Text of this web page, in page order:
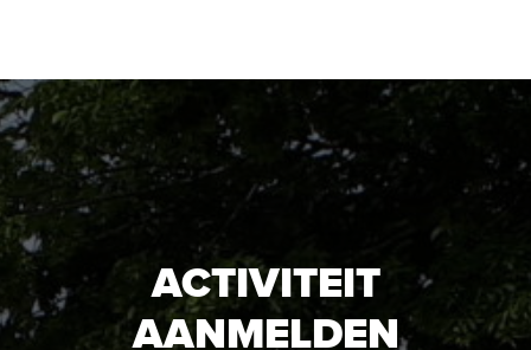
ACTIVITEIT
AANMELDEN